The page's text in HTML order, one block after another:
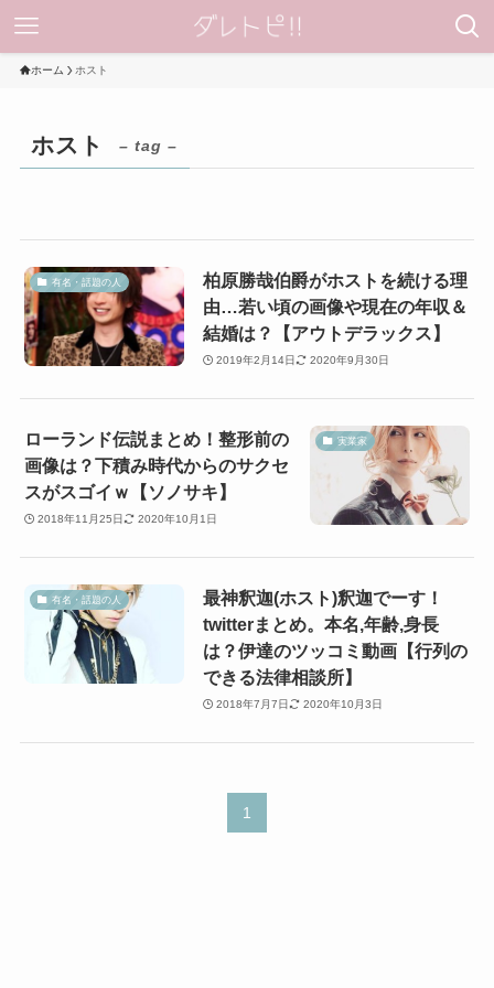
ホーム ホスト
ホスト – tag –
有名・話題の人
柏原勝哉伯爵がホストを続ける理
由…若い頃の画像や現在の年収＆
結婚は？【アウトデラックス】
2019年2月14日 2020年9月30日
実業家
ローランド伝説まとめ！整形前の
画像は？下積み時代からのサクセ
スがスゴイｗ【ソノサキ】
2018年11月25日 2020年10月1日
有名・話題の人
最神釈迦(ホスト)釈迦でーす！
twitterまとめ。本名,年齢,身長
は？伊達のツッコミ動画【行列の
できる法律相談所】
2018年7月7日 2020年10月3日
1